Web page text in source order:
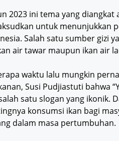
2023 ini tema yang diangkat
untuk menunjukkan
Salah satu sumber gizi
air tawar maupun ikan air
waktu lalu mungkin
Susi Pudjiastuti bahwa
satu slogan yang ikonik.
konsumsi ikan bagi
dalam masa pertumbuhan.